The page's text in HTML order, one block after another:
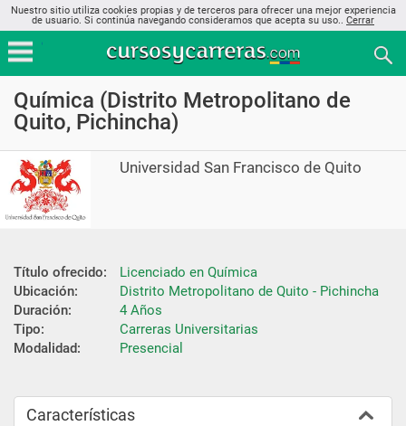
Nuestro sitio utiliza cookies propias y de terceros para ofrecer una mejor experiencia
de usuario. Si continúa navegando consideramos que acepta su uso.. Cerrar
Química (Distrito Metropolitano de
Quito, Pichincha)
Universidad San Francisco de Quito
Título ofrecido:
Licenciado en Química
Ubicación:
Distrito Metropolitano de Quito - Pichincha
Duración:
4 Años
Tipo:
Carreras Universitarias
Modalidad:
Presencial
Características